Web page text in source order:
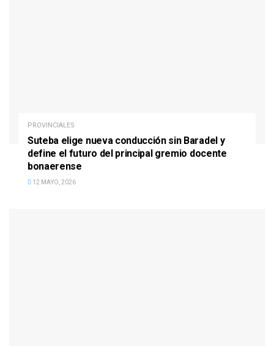
PROVINCIALES
Suteba elige nueva conducción sin Baradel y
define el futuro del principal gremio docente
bonaerense
12 MAYO, 2026